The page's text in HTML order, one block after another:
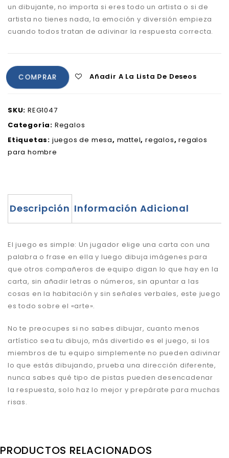
un dibujante, no importa si eres todo un artista o si de
artista no tienes nada, la emoción y diversión empieza
cuando todos tratan de adivinar la respuesta correcta.
COMPRAR Añadir A La Lista De Deseos
SKU: REG1047
Categoría: Regalos
Etiquetas: juegos de mesa, mattel,regalos,regalos
para hombre
Descripción Información Adicional
El juego es simple: Un jugador elige una carta con una
palabra o frase en ella y luego dibuja imágenes para
que otros compañeros de equipo digan lo que hay en la
carta, sin añadir letras o números, sin apuntar a las
cosas en la habitación y sin señales verbales, este juego
es todo sobre el «arte».
No te preocupes si no sabes dibujar, cuanto menos
artístico sea tu dibujo, más divertido es el juego, si los
miembros de tu equipo simplemente no pueden adivinar
lo que estás dibujando, prueba una dirección diferente,
nunca sabes qué tipo de pistas pueden desencadenar
la respuesta, solo haz lo mejor y prepárate para muchas
risas.
PRODUCTOS RELACIONADOS